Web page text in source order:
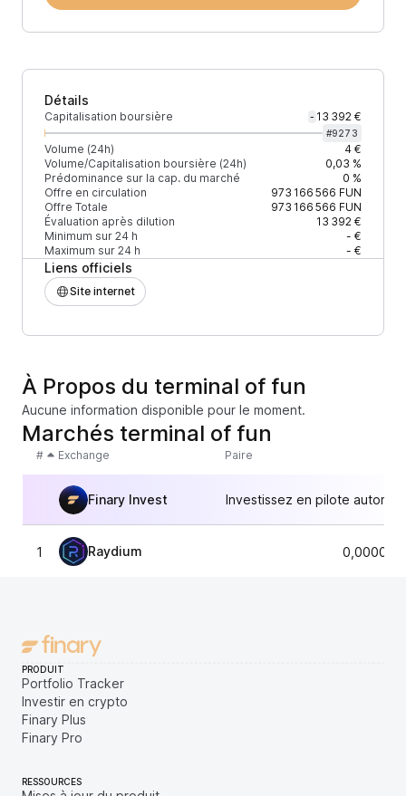
Détails
Capitalisation boursière - 13 392 €
#9273
Volume (24h)
4 €
Volume/Capitalisation boursière (24h)
0,03 %
Prédominance sur la cap. du marché
0 %
Offre en circulation
973 166 566 FUN
Offre Totale
973 166 566 FUN
Évaluation après dilution
13 392 €
Minimum sur 24 h
- €
Maximum sur 24 h
- €
Liens officiels
Site internet
À Propos du terminal of fun
Aucune information disponible pour le moment.
Marchés terminal of fun
# Exchange Paire
Finary Invest Investissez en pilote
1 Raydium
PRODUIT
Portfolio Tracker
Investir en crypto
Finary Plus
Finary Pro
RESSOURCES